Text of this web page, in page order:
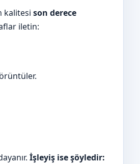
kalitesi son derece
iletin:
İşleyiş ise şöyledir: